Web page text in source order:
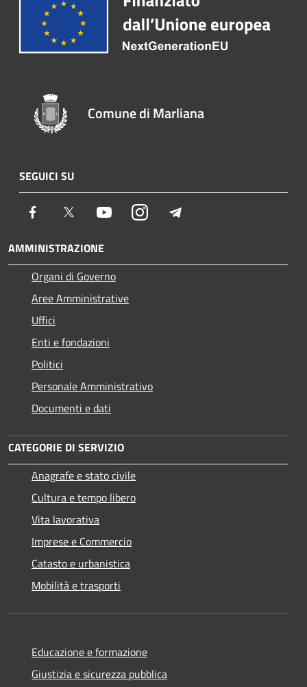
Comune di Marliana
SEGUICI SU
Facebook Twitter YoutubeInstagram
AMMINISTRAZIONE
Organi di Governo
Aree Amministrative
Uffici
Enti e fondazioni
Politici
Personale Amministrativo
Documenti e dati
CATEGORIE DI SERVIZIO
Anagrafe e stato civile
Cultura e tempo libero
Vita lavorativa
Imprese e Commercio
Catasto e urbanistica
Mobilità e trasporti
Educazione e formazione
Giustizia e sicurezza pubblica